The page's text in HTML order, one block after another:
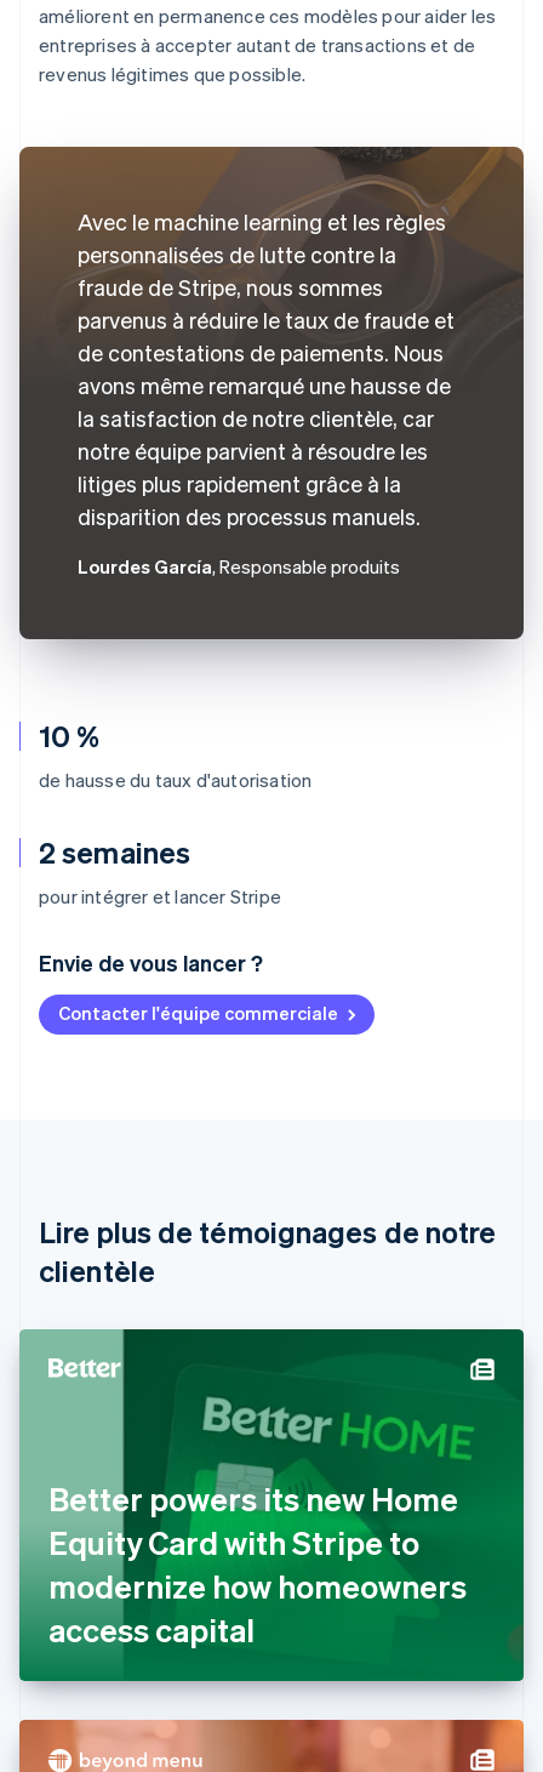
10 %
de hausse du taux d'autorisation
2 semaines
pour intégrer et lancer Stripe
Envie de vous lancer ?
Contacter l'équipe commerciale
améliorent en permanence ces modèles pour aider les
entreprises à accepter autant de transactions et de
revenus légitimes que possible.
Avec le machine learning et les règles
personnalisées de lutte contre la
fraude de Stripe, nous sommes
parvenus à réduire le taux de fraude et
de contestations de paiements. Nous
avons même remarqué une hausse de
la satisfaction de notre clientèle, car
notre équipe parvient à résoudre les
litiges plus rapidement grâce à la
disparition des processus manuels.
Lourdes García, Responsable produits
Lire plus de témoignages de notre
clientèle
Better powers its new Home
Equity Card with Stripe to
modernize how homeowners
access capital
Allemagne
Brésil
PortuguêsEnglish
Bulgarie
Chine continentale
English
Danemark
English
Émirats arabes unis
English
EspañolEnglish
English
États-Unis
Español
Finlande